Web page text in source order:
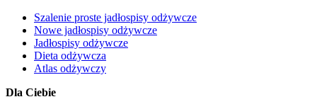
Szalenie proste jadłospisy odżywcze
Nowe jadłospisy odżywcze
Jadłospisy odżywcze
Dieta odżywcza
Atlas odżywczy
Dla Ciebie